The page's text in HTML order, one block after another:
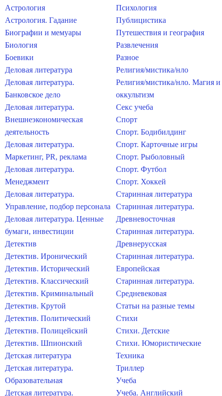
Астрология
Астрология. Гадание
Биографии и мемуары
Биология
Боевики
Деловая литература
Деловая литература.
Банковское дело
Деловая литература.
Внешнеэкономическая
деятельность
Деловая литература.
Маркетинг, PR, реклама
Деловая литература.
Менеджмент
Деловая литература.
Управление, подбор персонала
Деловая литература. Ценные
бумаги, инвестиции
Детектив
Детектив. Иронический
Детектив. Исторический
Детектив. Классический
Детектив. Криминальный
Детектив. Крутой
Детектив. Политический
Детектив. Полицейский
Детектив. Шпионский
Детская литература
Детская литература.
Образовательная
Детская литература.
Психология
Публицистика
Путешествия и география
Развлечения
Разное
Религия/мистика/нло
Религия/мистика/нло. Магия и
оккультизм
Секс учеба
Спорт
Спорт. Бодибилдинг
Спорт. Карточные игры
Спорт. Рыболовный
Спорт. Футбол
Спорт. Хоккей
Старинная литература
Старинная литература.
Древневосточная
Старинная литература.
Древнерусская
Старинная литература.
Европейская
Старинная литература.
Средневековая
Статьи на разные темы
Стихи
Стихи. Детские
Стихи. Юмористические
Техника
Триллер
Учеба
Учеба. Английский